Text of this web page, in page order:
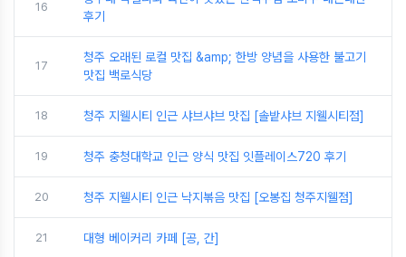
16
후기
17
청주 오래된 로컬 맛집 &amp; 한방 양념을 사용한 불고기
맛집 백로식당
18 청주 지웰시티 인근 샤브샤브 맛집 [솔밭샤브 지웰시티점]
19 청주 충청대학교 인근 양식 맛집 잇플레이스720 후기
20 청주 지웰시티 인근 낙지볶음 맛집 [오봉집 청주지웰점]
21 대형 베이커리 카페 [공, 간]